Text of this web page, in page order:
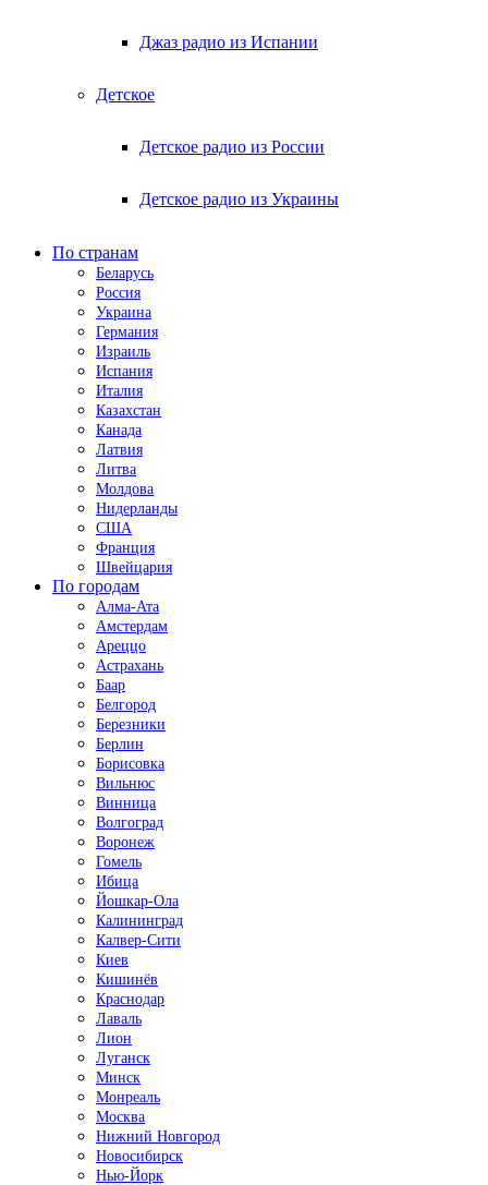
Джаз радио из Испании
Детское
Детское радио из России
Детское радио из Украины
По странам
Беларусь
Россия
Украина
Германия
Израиль
Испания
Италия
Казахстан
Канада
Латвия
Литва
Молдова
Нидерланды
США
Франция
Швейцария
По городам
Алма-Ата
Амстердам
Ареццо
Астрахань
Баар
Белгород
Березники
Берлин
Борисовка
Вильнюс
Винница
Волгоград
Воронеж
Гомель
Ибица
Йошкар-Ола
Калининград
Калвер-Сити
Киев
Кишинёв
Краснодар
Лаваль
Лион
Луганск
Минск
Монреаль
Москва
Нижний Новгород
Новосибирск
Нью-Йорк